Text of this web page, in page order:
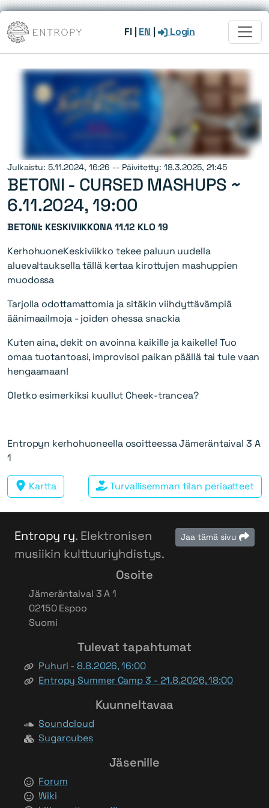
FI| EN | Login
Julkaistu: 5.11.2024, 16:26 -- Päivitetty: 18.3.2025, 21:45
BETONI - CURSED MASHUPS ~
6.11.2024, 19:00
BETONI: KESKIVIIKKONA 11.12 KLO 19
KerhohuoneKeskiviikko tekee paluun uudella
aluevaltauksella tällä kertaa kirottujen mashuppien
muodossa
Tarjolla odottamattomia ja sitäkin viihdyttävämpiä
äänimaailmoja - joiden ohessa snackia
Kuten aina, dekit on avoinna kaikille ja kaikelle! Tuo
omaa tuotantoasi, improvisoi paikan päällä tai tule vaan
hengaamaan!
Oletko esimerkiksi kuullut Cheek-trancea?
Entropyn kerhohuoneella osoitteessa Jämeräntaival 3 A
1
Kartta Turvallisemman tilan periaatteet
Jaa tämä sivu
Entropy ry. Elektronisen
musiikin kulttuuriyhdistys.
Osoite
Jämeräntaival 3 A 1
02150 Espoo
Suomi
Tulevat tapahtumat
Puhuri - 8.8.2026, 16:00
Entropy Summer Camp 3 - 21.8.2026, 18:00
Kuunneltavaa
Soundcloud
Sugarcubes
Jäsenille
Forum
Wiki